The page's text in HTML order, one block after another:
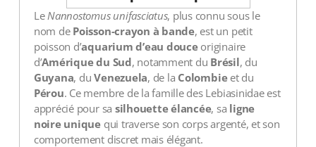
Le Nannostomus unifasciatus, plus connu sous le
nom de Poisson-crayon à bande, est un petit
poisson d’aquarium d’eau douceoriginaire
d’Amérique du Sud, notamment du Brésil, du
Guyana, duVenezuela, de la Colombieet du
Pérou. Ce membre de la famille des Lebiasinidae est
apprécié pour sa silhouette élancée, sa ligne
noire unique qui traverse son corps argenté, et son
comportement discret mais élégant.